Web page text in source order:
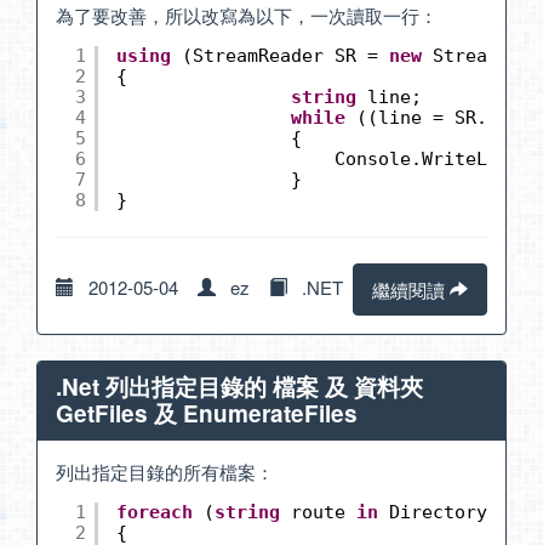
為了要改善，所以改寫為以下，一次讀取一行：
1
2
3
4
5
6
7
8
using (StreamReader SR = new
{
string
line;
while
((line =
{
}
}
2012-05-04 ez .NET 繼續閱讀
.Net 列出指定目錄的 檔案 及 資料夾
GetFiles 及 EnumerateFiles
列出指定目錄的所有檔案：
1
2
foreach (string route in
{